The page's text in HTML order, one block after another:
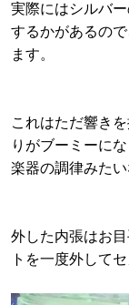
実際にはシルバ
するかがあるの
ます。
これはただ響き
りがブーミーに
楽器の調律みたい
外した内張はお
トを一度外して